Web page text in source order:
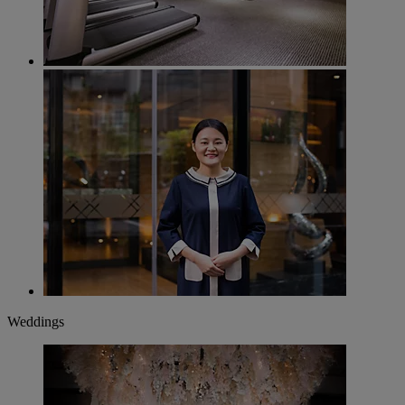
Weddings